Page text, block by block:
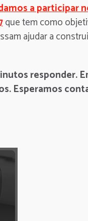
a participar
que tem como
ajudar a
responder.
Esperamos